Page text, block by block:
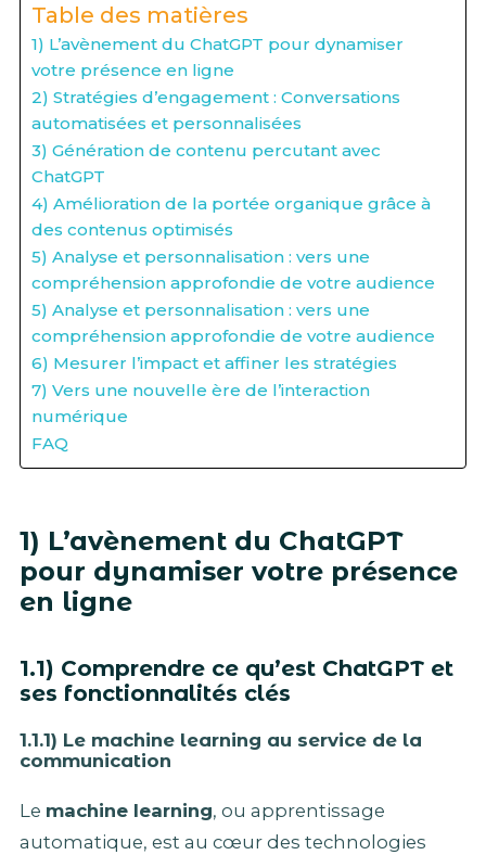
Table des matières
1) L’avènement du ChatGPT pour dynamiser
votre présence en ligne
2) Stratégies d’engagement : Conversations
automatisées et personnalisées
3) Génération de contenu percutant avec
ChatGPT
4) Amélioration de la portée organique grâce à
des contenus optimisés
5) Analyse et personnalisation : vers une
compréhension approfondie de votre audience
5) Analyse et personnalisation : vers une
compréhension approfondie de votre audience
6) Mesurer l’impact et affiner les stratégies
7) Vers une nouvelle ère de l’interaction
numérique
FAQ
1) L’avènement du ChatGPT
pour dynamiser votre présence
en ligne
1.1) Comprendre ce qu’est ChatGPT et
ses fonctionnalités clés
1.1.1) Le machine learning au service de la
communication
Le machine learning, ou apprentissage
automatique, est au cœur des technologies